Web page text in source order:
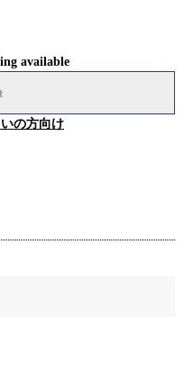
available
の方向け